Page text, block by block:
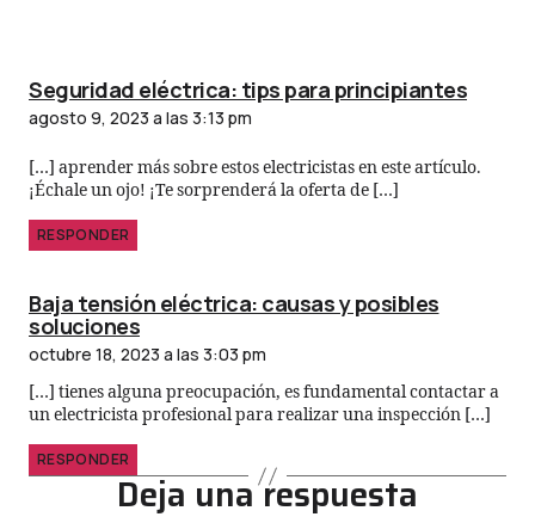
Seguridad eléctrica: tips para principiantes
agosto 9, 2023 a las 3:13 pm
[…] aprender más sobre estos electricistas en este artículo.
¡Échale un ojo! ¡Te sorprenderá la oferta de […]
RESPONDER
Baja tensión eléctrica: causas y posibles
soluciones
octubre 18, 2023 a las 3:03 pm
[…] tienes alguna preocupación, es fundamental contactar a
un electricista profesional para realizar una inspección […]
RESPONDER
Deja una respuesta